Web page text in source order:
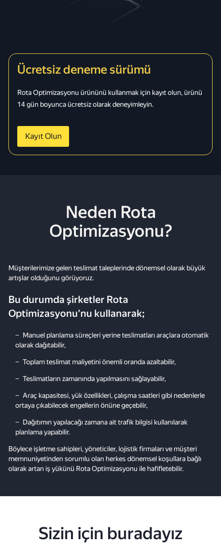
Ücretsiz deneme sürümü
Rota Optimizasyonu ürününü kullanmak için kayıt olun, ürünü
14 gün boyunca ücretsiz olarak deneyimleyin.
Kayıt Olun
Neden Rota
Optimizasyonu?
Müşterilerimize gelen teslimat taleplerinde dönemsel olarak büyük
artışlar olduğunu görüyoruz.
Bu durumda şirketler Rota
Optimizasyonu'nu kullanarak;
Manuel planlama süreçleri yerine teslimatları araçlara otomatik
olarak dağıtabilir,
Toplam teslimat maliyetini önemli oranda azaltabilir,
Teslimatların zamanında yapılmasını sağlayabilir,
Araç kapasitesi, yük özellikleri, çalışma saatleri gibi nedenlerle
ortaya çıkabilecek engellerin önüne geçebilir,
Dağıtımın yapılacağı zamana ait trafik bilgisi kullanılarak
planlama yapabilir.
Böylece işletme sahipleri, yöneticiler, lojistik firmaları ve müşteri
memnuniyetinden sorumlu olan herkes dönemsel koşullara bağlı
olarak artan iş yükünü Rota Optimizasyonu ile hafifletebilir.
Sizin için buradayız